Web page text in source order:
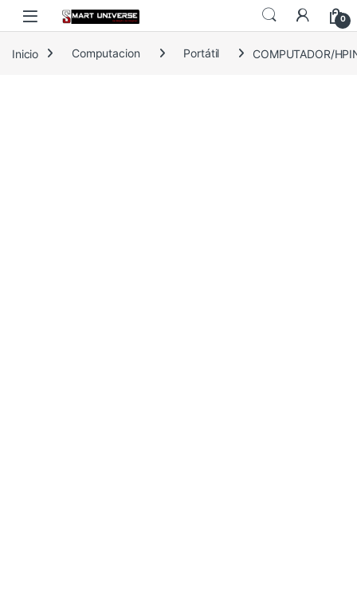
Skip to navigation
Skip to content
0
Inicio Computacion Portátil COMPUTADOR/